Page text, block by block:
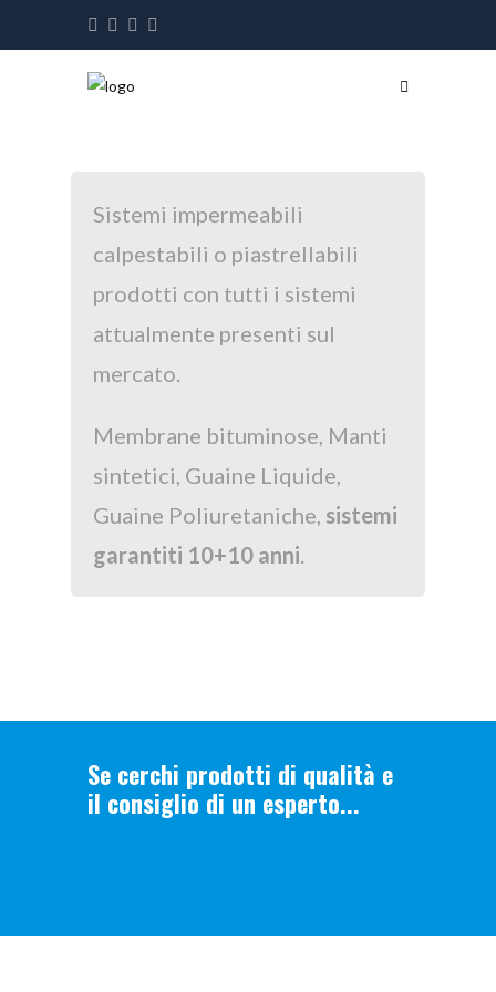
Sistemi impermeabili
calpestabili o piastrellabili
prodotti con tutti i sistemi
attualmente presenti sul
mercato.
Membrane bituminose, Manti
sintetici, Guaine Liquide,
Guaine Poliuretaniche, sistemi
garantiti 10+10 anni.
Se cerchi prodotti di qualità e
il consiglio di un esperto...